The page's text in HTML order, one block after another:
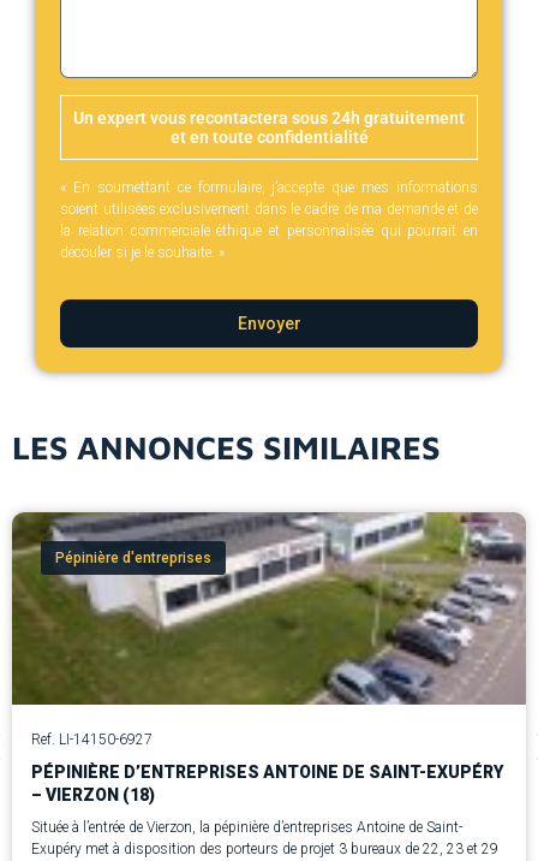
Un expert vous recontactera sous 24h gratuitement
et en toute confidentialité
« En soumettant ce formulaire, j’accepte que mes informations
soient utilisées exclusivement dans le cadre de ma demande et de
la relation commerciale éthique et personnalisée qui pourrait en
découler si je le souhaite. »
Envoyer
LES ANNONCES SIMILAIRES
Pépinière d'entreprises
Ref. LI-14150-6927
PÉPINIÈRE D’ENTREPRISES ANTOINE DE SAINT-EXUPÉRY
– VIERZON (18)
Située à l’entrée de Vierzon, la pépinière d’entreprises Antoine de Saint-
Exupéry met à disposition des porteurs de projet 3 bureaux de 22, 23 et 29